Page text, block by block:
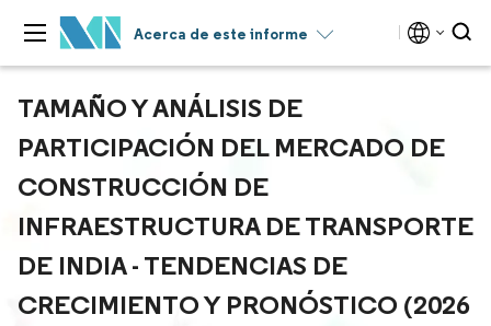
Acerca de este informe
TAMAÑO Y ANÁLISIS DE
PARTICIPACIÓN DEL MERCADO DE
CONSTRUCCIÓN DE
INFRAESTRUCTURA DE TRANSPORTE
DE INDIA - TENDENCIAS DE
CRECIMIENTO Y PRONÓSTICO (2026